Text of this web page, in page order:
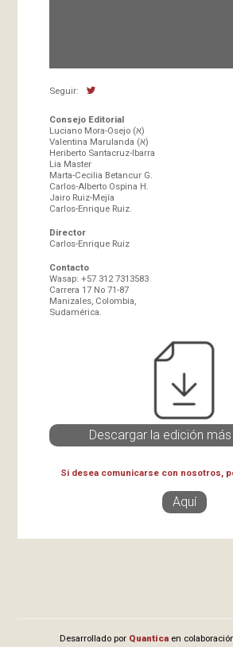
Seguir:
Consejo Editorial
Luciano Mora-Osejo (א)
Valentina Marulanda (א)
Heriberto Santacruz-Ibarra
Lia Master
Marta-Cecilia Betancur G.
Carlos-Alberto Ospina H.
Jairo Ruiz-Mejía
Carlos-Enrique Ruiz.
Director
Carlos-Enrique Ruiz
Contacto
Wasap: +57 312 7313583
Carrera 17 No 71-87
Manizales, Colombia,
Sudamérica.
Descargar la edición
Si desea comunicarse con nosotros,
Aquí
Desarrollado por Quanticaen